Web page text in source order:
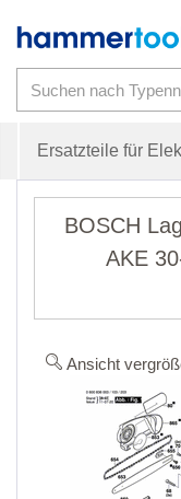
Ersatzteile für
BOSCH
AKE
Ansicht